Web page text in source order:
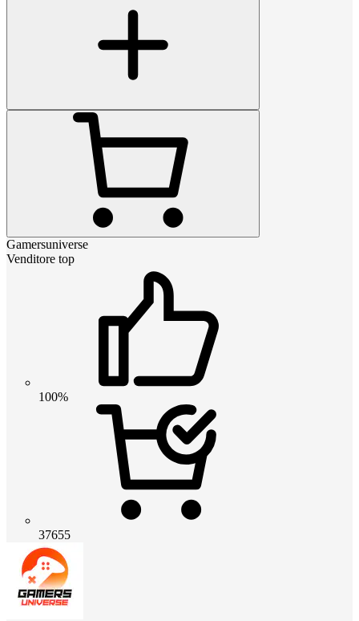
Gamersuniverse
Venditore top
100%
37655